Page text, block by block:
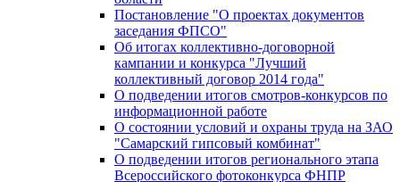
Постановление "О проектах документов
заседания ФПСО"
Об итогах коллективно-договорной
кампании и конкурса "Лучший
коллективный договор 2014 года"
О подведении итогов смотров-конкурсов по
информационной работе
О состоянии условий и охраны труда на ЗАО
"Самарский гипсовый комбинат"
О подведении итогов регионального этапа
Всероссийского фотоконкурса ФНПР